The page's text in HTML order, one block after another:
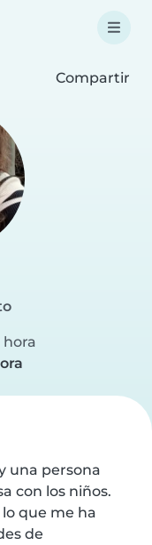
Compartir
hora
una persona
con los niños.
que me ha
de